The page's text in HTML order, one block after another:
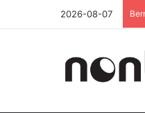
2026-08-07